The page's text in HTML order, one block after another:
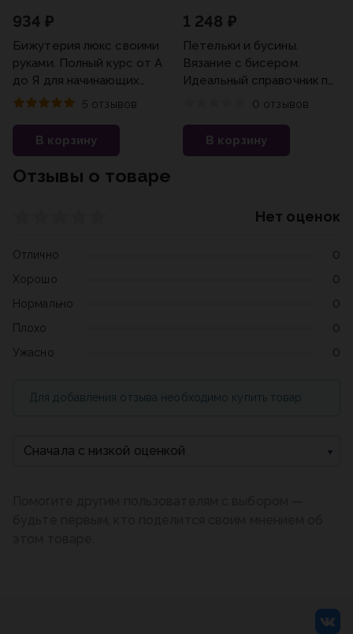
934 ₽
Бижутерия люкс своими
руками. Полный курс от А
до Я для начинающих
Калиниченко Я.С.5 отзывов
В корзину
1 248 ₽
Петельки и бусины.
Вязание с бисером.
Идеальный справочник по
техникам вязания на
материалами
0 отзывов
В корзину
Сначала с низкой оценкой
Отзывы о товаре
Нет оценок
Отлично
0
Хорошо
0
Нормально
0
Плохо
0
Ужасно
0
Для добавления отзыва необходимо купить товар